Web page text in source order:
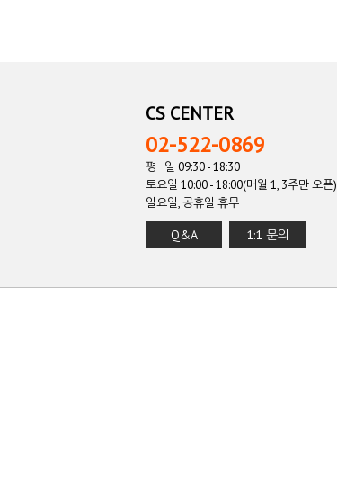
CS CENTER
02-522-0869
평 일 09:30 - 18:30
토요일 10:00 - 18:00(매월 1, 3주만 오픈)
일요일, 공휴일 휴무
Q&A 1:1 문의